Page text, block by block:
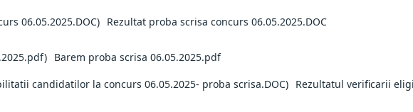
Rezultat proba scrisa concurs 06.05.2025.DOC
Barem proba scrisa 06.05.2025.pdf
Rezultatul verificarii